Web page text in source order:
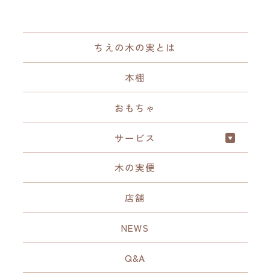
ちえの木の実とは
本棚
おもちゃ
サービス
木の実便
店舗
NEWS
Q&A